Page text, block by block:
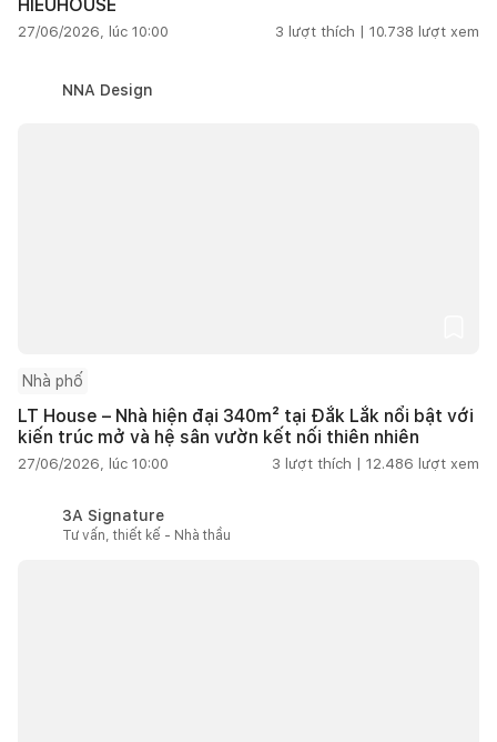
HIEUHOUSE
27/06/2026, lúc 10:00 3 lượt thích | 10.738 lượt xem
NNA Design
Nhà phố
LT House – Nhà hiện đại 340m² tại Đắk Lắk nổi bật với
kiến trúc mở và hệ sân vườn kết nối thiên nhiên
27/06/2026, lúc 10:00 3 lượt thích | 12.486 lượt xem
3A Signature
Tư vấn, thiết kế - Nhà thầu